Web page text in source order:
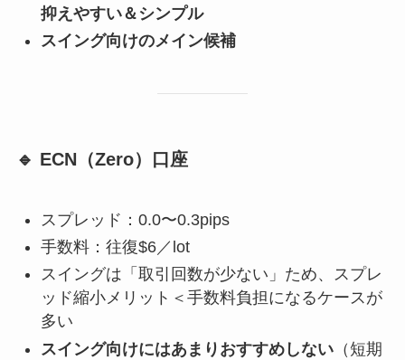
抑えやすい＆シンプル
スイング向けのメイン候補
🔹 ECN（Zero）口座
スプレッド：0.0〜0.3pips
手数料：往復$6／lot
スイングは「取引回数が少ない」ため、スプレ
ッド縮小メリット＜手数料負担になるケースが
多い
スイング向けにはあまりおすすめしない（短期